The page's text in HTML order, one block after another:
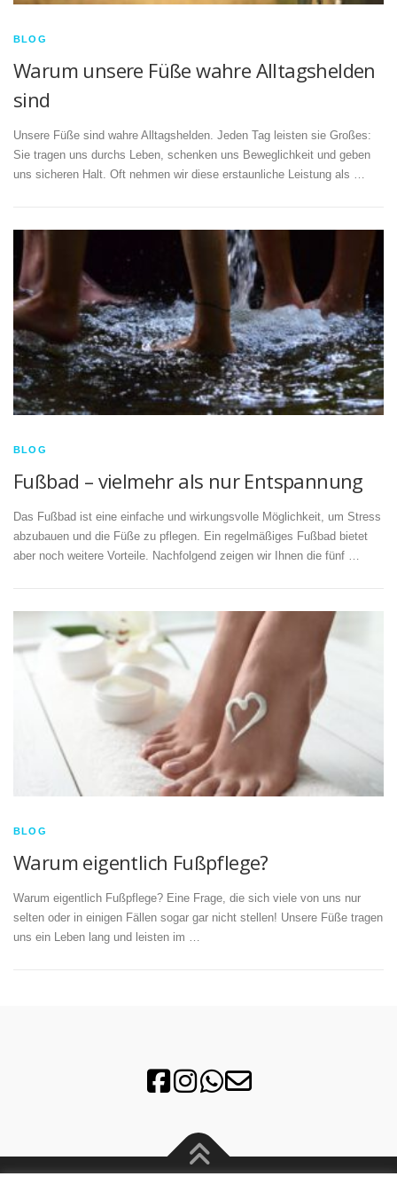
BLOG
Warum unsere Füße wahre Alltagshelden
sind
Unsere Füße sind wahre Alltagshelden. Jeden Tag leisten sie Großes:
Sie tragen uns durchs Leben, schenken uns Beweglichkeit und geben
uns sicheren Halt. Oft nehmen wir diese erstaunliche Leistung als …
BLOG
Fußbad – vielmehr als nur Entspannung
Das Fußbad ist eine einfache und wirkungsvolle Möglichkeit, um Stress
abzubauen und die Füße zu pflegen. Ein regelmäßiges Fußbad bietet
aber noch weitere Vorteile. Nachfolgend zeigen wir Ihnen die fünf …
BLOG
Warum eigentlich Fußpflege?
Warum eigentlich Fußpflege? Eine Frage, die sich viele von uns nur
selten oder in einigen Fällen sogar gar nicht stellen! Unsere Füße tragen
uns ein Leben lang und leisten im …